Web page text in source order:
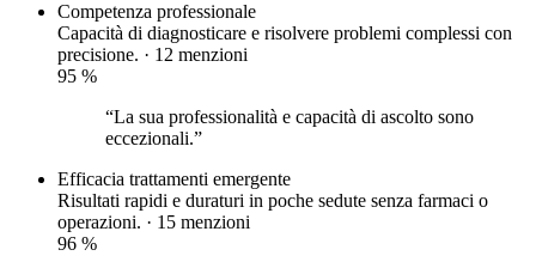
Competenza professionale
Capacità di diagnosticare e risolvere problemi complessi con
precisione. · 12 menzioni
95 %
“La sua professionalità e capacità di ascolto sono
eccezionali.”
Efficacia trattamenti emergente
Risultati rapidi e duraturi in poche sedute senza farmaci o
operazioni. · 15 menzioni
96 %